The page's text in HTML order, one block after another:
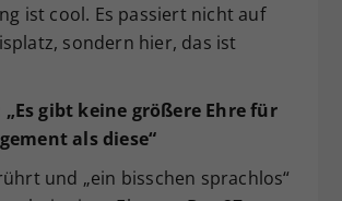
ist cool. Es passiert nicht auf
sondern hier, das ist
gibt keine größere Ehre für
als diese“
und „ein bisschen sprachlos“